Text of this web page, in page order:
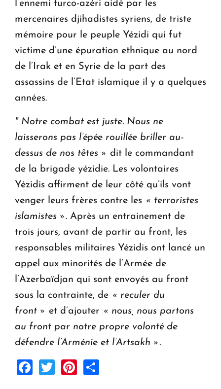
l’ennemi turco-azéri aidé par les
mercenaires djihadistes syriens, de triste
mémoire pour le peuple Yézidi qui fut
victime d’une épuration ethnique au nord
de l’Irak et en Syrie de la part des
assassins de l’Etat islamique il y a quelques
années.
" Notre combat est juste. Nous ne
laisserons pas l’épée rouillée briller au-
dessus de nos têtes » dit le commandant
de la brigade yézidie. Les volontaires
Yézidis affirment de leur côté qu’ils vont
venger leurs frères contre les « terroristes
islamistes ». Après un entrainement de
trois jours, avant de partir au front, les
responsables militaires Yézidis ont lancé un
appel aux minorités de l’Armée de
l’Azerbaïdjan qui sont envoyés au front
sous la contrainte, de « reculer du
front » et d’ajouter « nous, nous partons
au front par notre propre volonté de
défendre l’Arménie et l’Artsakh ».
Facebook
TwitterPinterest